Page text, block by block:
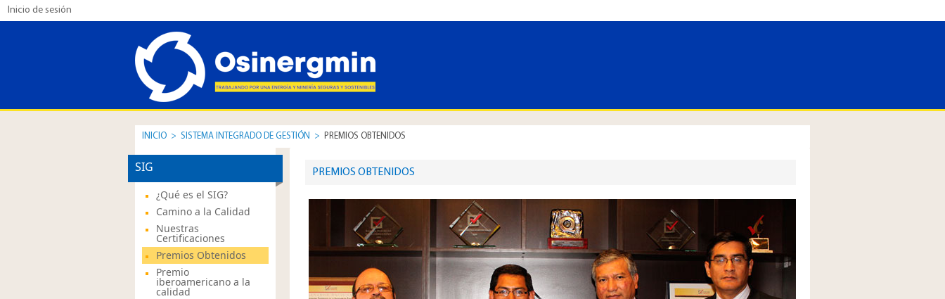
Inicio de sesión
INICIO > SISTEMA INTEGRADO DE GESTIÓN > PREMIOS OBTENIDOS
¿Qué es el SIG?
Camino a la Calidad
Nuestras
Certificaciones
Premios Obtenidos
Premio
iberoamericano a la
calidad
SIG ​​PREMIOS OBTENIDOS